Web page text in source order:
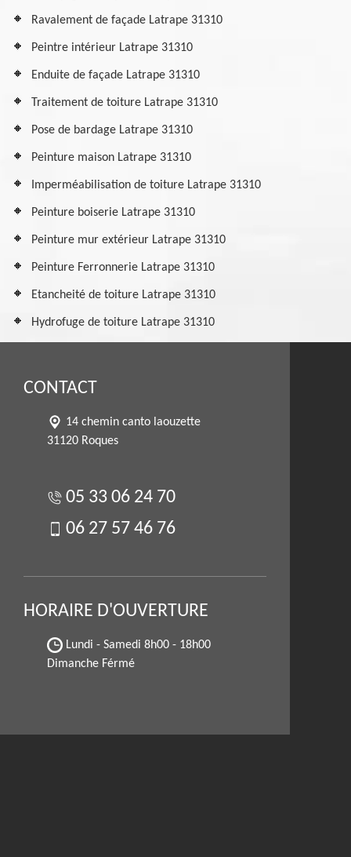
Ravalement de façade Latrape 31310
Peintre intérieur Latrape 31310
Enduite de façade Latrape 31310
Traitement de toiture Latrape 31310
Pose de bardage Latrape 31310
Peinture maison Latrape 31310
Imperméabilisation de toiture Latrape 31310
Peinture boiserie Latrape 31310
Peinture mur extérieur Latrape 31310
Peinture Ferronnerie Latrape 31310
Etancheité de toiture Latrape 31310
Hydrofuge de toiture Latrape 31310
CONTACT
14 chemin canto laouzette
31120 Roques
05 33 06 24 70
06 27 57 46 76
HORAIRE D'OUVERTURE
Lundi - Samedi 8h00 - 18h00
Dimanche Férmé